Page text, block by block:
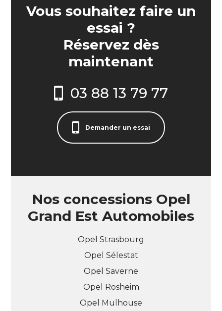
Vous souhaitez faire un
essai ?
Réservez dès
maintenant
03 88 13 79 77
Demander un essai
Nos concessions Opel
Grand Est Automobiles
Opel Strasbourg
Opel Sélestat
Opel Saverne
Opel Rosheim
Opel Mulhouse